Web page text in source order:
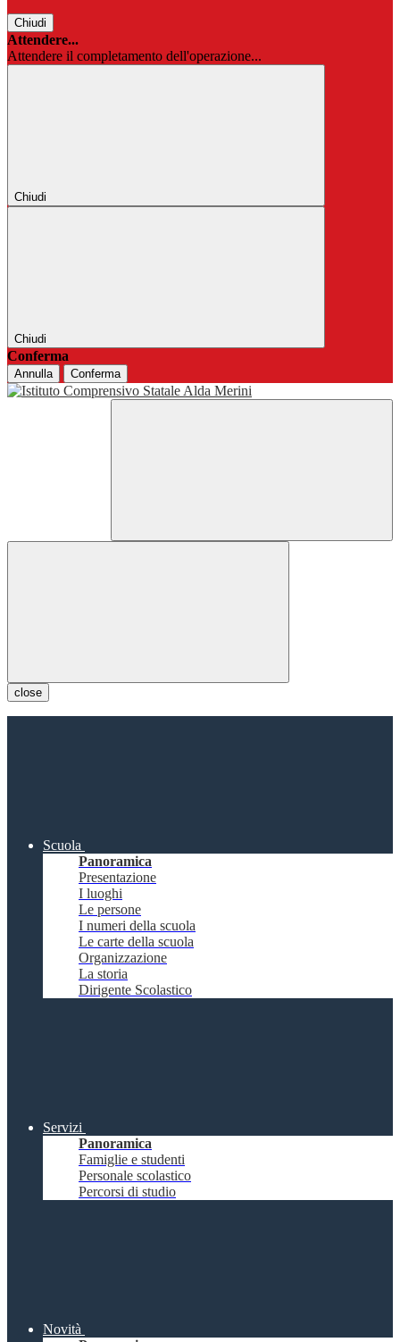
Chiudi
Attendere...
Attendere il completamento dell'operazione...
Chiudi
Chiudi
Conferma
Annulla Conferma
close
Scuola
Panoramica
Presentazione
I luoghi
Le persone
I numeri della scuola
Le carte della scuola
Organizzazione
La storia
Dirigente Scolastico
Servizi
Panoramica
Famiglie e studenti
Personale scolastico
Percorsi di studio
Novità